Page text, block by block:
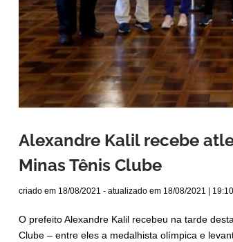
Alexandre Kalil recebe
Minas Tênis Clube
criado em 18/08/2021 - atualizado em 18/08/2021 | 19:10
O prefeito Alexandre Kalil recebeu na tarde
Clube – entre eles a medalhista olímpica e